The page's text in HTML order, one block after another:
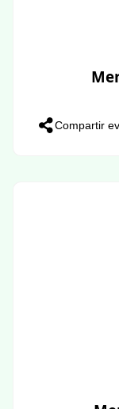
Compartir